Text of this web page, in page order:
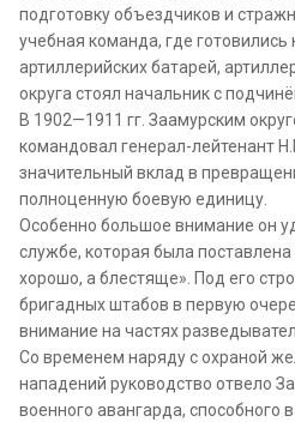
подготовку объездчиков и
учебная команда, где
артиллерийских батарей,
округа стоял начальник с
В 1902—1911 гг. Заамурским
командовал генерал-лейтенант
значительный вклад в
полноценную боевую единицу.
Особенно большое внимание он
службе, которая была поставлена
хорошо, а блестяще». Под его
бригадных штабов в первую
внимание на частях
Со временем наряду с охраной
нападений руководство отвело
военного авангарда, способного